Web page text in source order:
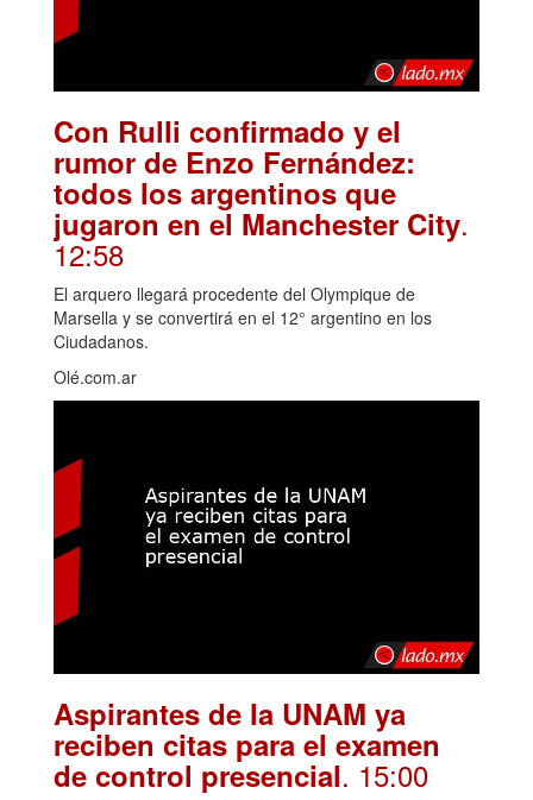
Con Rulli confirmado y el
rumor de Enzo Fernández:
todos los argentinos que
jugaron en el Manchester City.
12:58
El arquero llegará procedente del Olympique de
Marsella y se convertirá en el 12° argentino en los
Ciudadanos.
Olé.com.ar
Aspirantes de la UNAM ya
reciben citas para el examen
de control presencial. 15:00